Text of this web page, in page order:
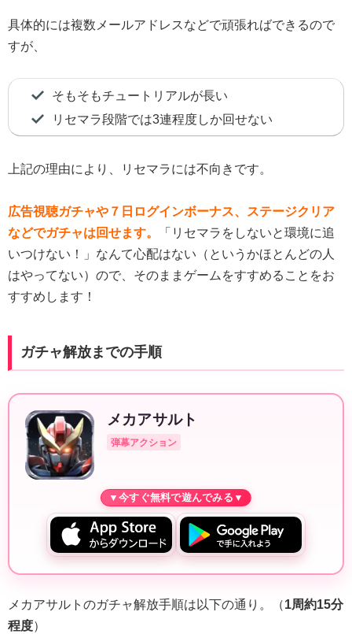
具体的には複数メールアドレスなどで頑張ればできるので
すが、
そもそもチュートリアルが長い
リセマラ段階では3連程度しか回せない
上記の理由により、リセマラには不向きです。
広告視聴ガチャや７日ログインボーナス、ステージクリア
などでガチャは回せます。
「リセマラをしないと環境に追
いつけない！」なんて心配はない（というかほとんどの人
はやってない）ので、そのままゲームをすすめることをお
すすめします！
ガチャ解放までの手順
メカアサルト
弾幕アクション
メカアサルトのガチャ解放手順は以下の通り。（1周約15分
程度）